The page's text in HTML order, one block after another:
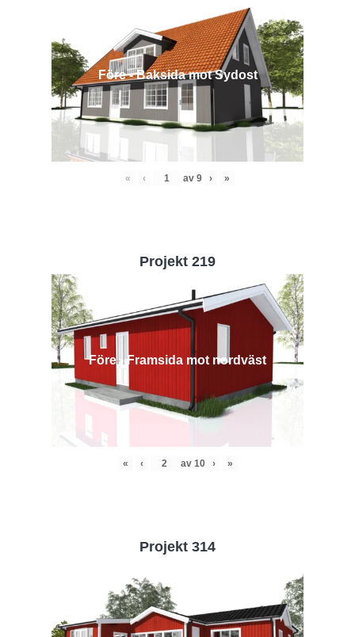
Före - Baksida mot Sydost
« ‹ av 9 › »
Projekt 219
Före - Framsida mot nordväst
« ‹ av 10 › »
Projekt 314